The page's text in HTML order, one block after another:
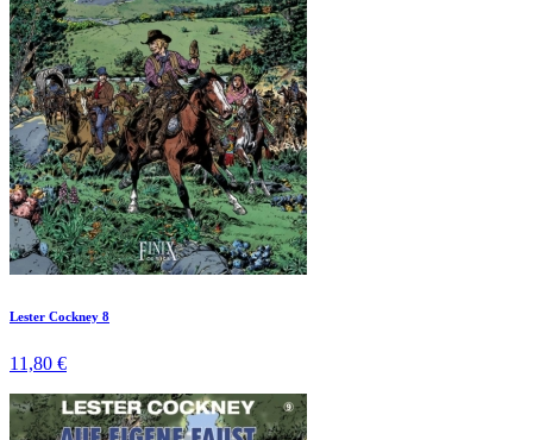
Lester Cockney 8
11,80 €